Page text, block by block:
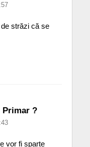
străzi că se
Primar ?
vor fi sparte